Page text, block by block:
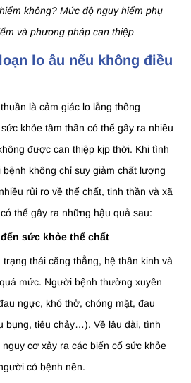
không? Mức độ nguy hiểm phụ
và phương pháp can thiệp
lo âu nếu không điều
là cảm giác lo lắng thông
khỏe tâm thần có thể gây ra nhiều
được can thiệp kịp thời. Khi tình
không chỉ suy giảm chất lượng
rủi ro về thể chất, tinh thần và xã
thể gây ra những hậu quả sau:
sức khỏe thể chất
thái căng thẳng, hệ thần kinh và
mức. Người bệnh thường xuyên
ngực, khó thở, chóng mặt, đau
bụng, tiêu chảy…). Về lâu dài, tình
cơ xảy ra các biến cố sức khỏe
có bệnh nền.